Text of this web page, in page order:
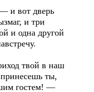
и вот дверь
и три
и одна другой
твой в наш
ты,
гостем! —